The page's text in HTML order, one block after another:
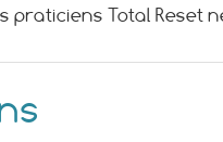
praticiens Total